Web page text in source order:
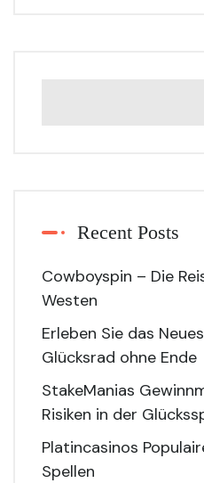
Recent Posts
Cowboyspin – Die
Westen
Erleben Sie das
Glücksrad ohne Ende
StakeManias
Risiken in der
Platincasinos
Spellen